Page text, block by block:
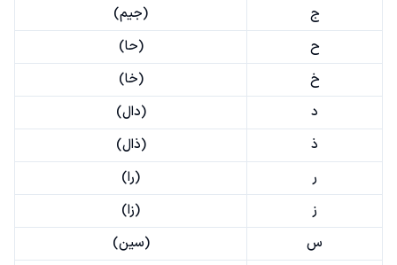
ج
(جیم)
ح
(حا)
خ
(خا)
د
(دال)
ذ
(ذال)
ر
(را)
ز
(زا)
س
(سین)